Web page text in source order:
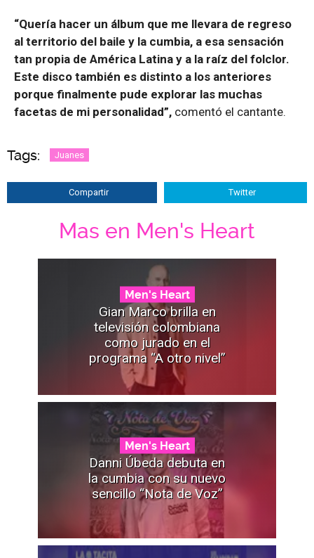
“Quería hacer un álbum que me llevara de regreso
al territorio del baile y la cumbia, a esa sensación
tan propia de América Latina y a la raíz del folclor.
Este disco también es distinto a los anteriores
porque finalmente pude explorar las muchas
facetas de mi personalidad”, comentó el cantante.
Tags: Juanes
Compartir Twitter
Mas en Men's Heart
Men's Heart
Gian Marco brilla en
televisión colombiana
como jurado en el
programa “A otro nivel”
Men's Heart
Danni Úbeda debuta en
la cumbia con su nuevo
sencillo “Nota de Voz”